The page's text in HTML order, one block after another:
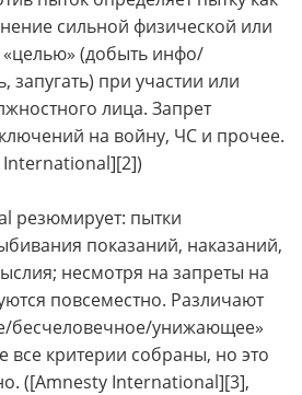
сильной физической или
«целью» (добыть инфо/
запугать) при участии или
лица. Запрет
на войну, ЧС и прочее.
резюмирует: пытки
показаний, наказаний,
несмотря на запреты на
повсеместно. Различают
бесчеловечное/унижающее»
все критерии собраны, но это
([Amnesty International][3],